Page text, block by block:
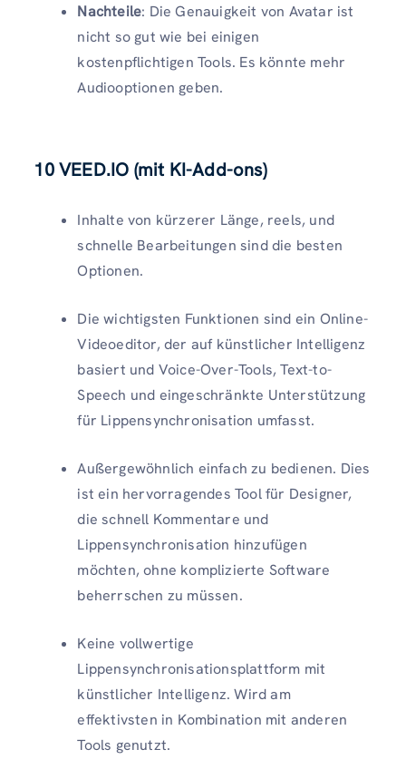
Nachteile: Die Genauigkeit von Avatar ist
nicht so gut wie bei einigen
kostenpflichtigen Tools. Es könnte mehr
Audiooptionen geben.
10 VEED.IO (mit KI-Add-ons)
Inhalte von kürzerer Länge, reels, und
schnelle Bearbeitungen sind die besten
Optionen.
Die wichtigsten Funktionen sind ein Online-
Videoeditor, der auf künstlicher Intelligenz
basiert und Voice-Over-Tools, Text-to-
Speech und eingeschränkte Unterstützung
für Lippensynchronisation umfasst.
Außergewöhnlich einfach zu bedienen. Dies
ist ein hervorragendes Tool für Designer,
die schnell Kommentare und
Lippensynchronisation hinzufügen
möchten, ohne komplizierte Software
beherrschen zu müssen.
Keine vollwertige
Lippensynchronisationsplattform mit
künstlicher Intelligenz. Wird am
effektivsten in Kombination mit anderen
Tools genutzt.